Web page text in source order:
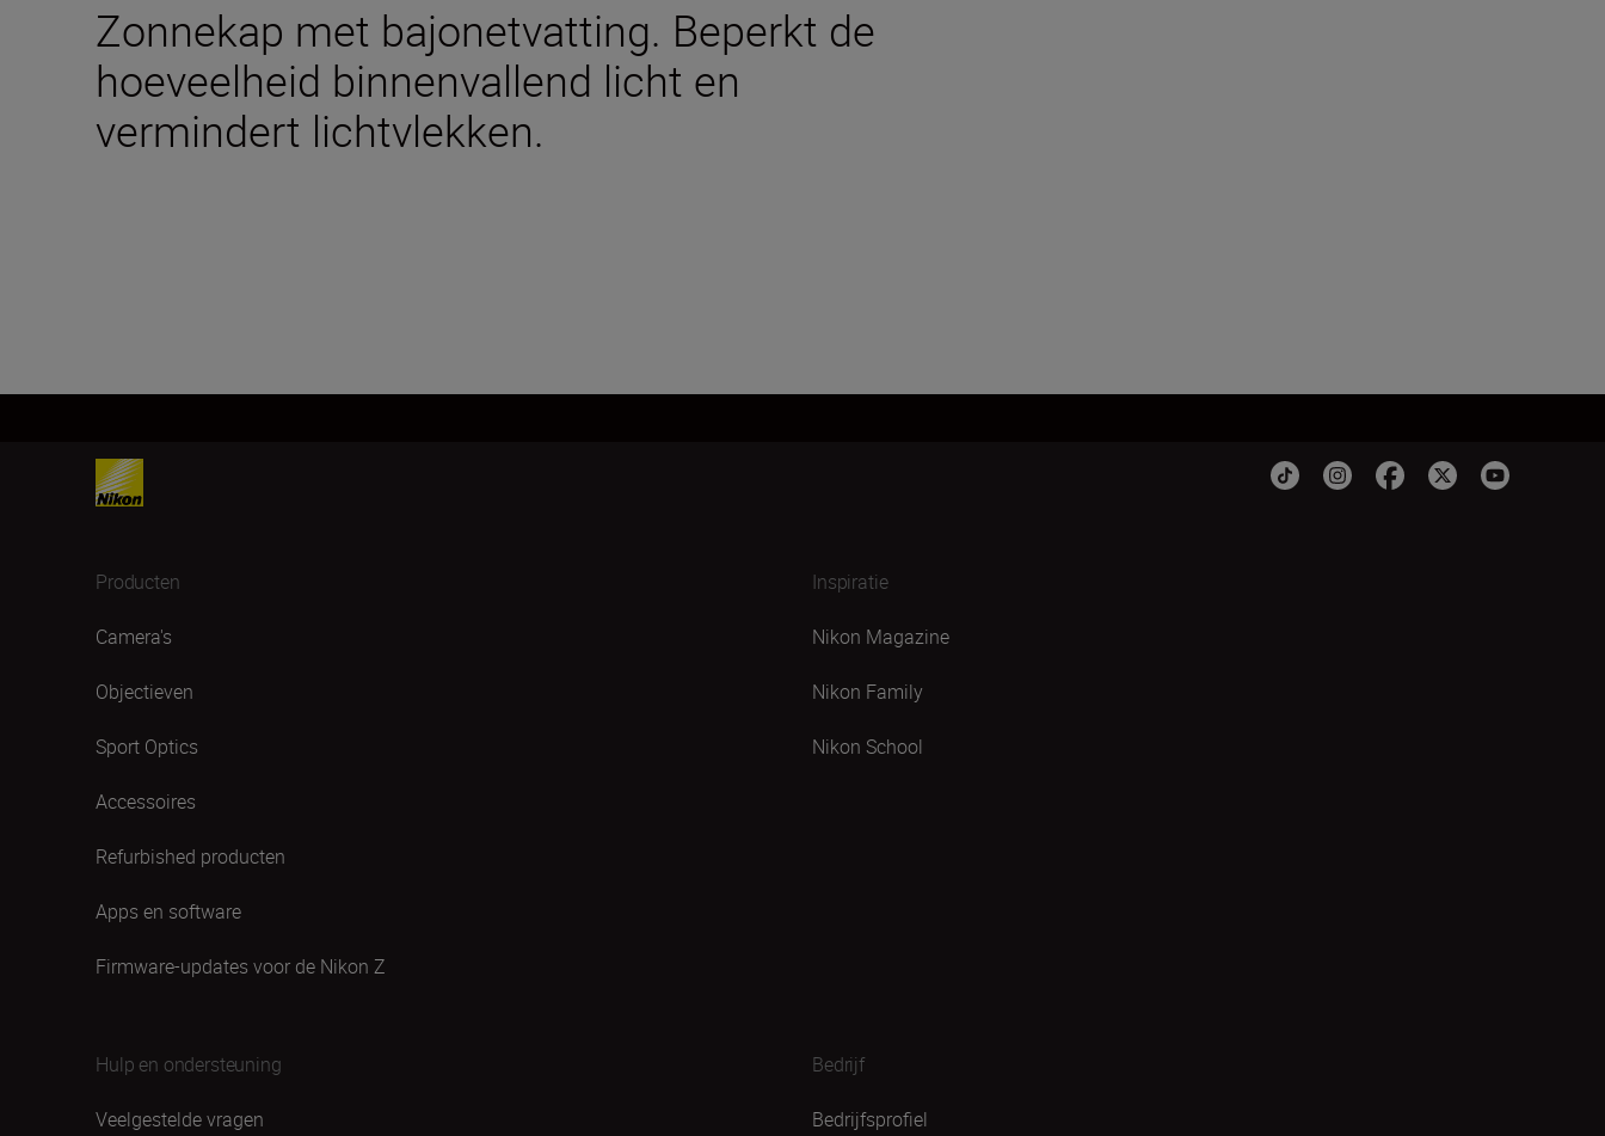
Zonnekap met bajonetvatting. Beperkt de
hoeveelheid binnenvallend licht en
vermindert lichtvlekken.
Producten
Camera's
Objectieven
Sport Optics
Accessoires
Refurbished producten
Apps en software
Firmware-updates voor de Nikon Z
Inspiratie
Nikon Magazine
Nikon Family
Nikon School
Hulp en ondersteuning
Veelgestelde vragen
Bedrijf
Bedrijfsprofiel